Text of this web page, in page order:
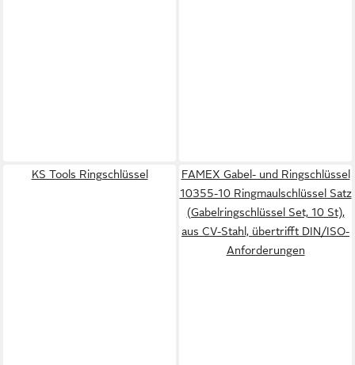
KS Tools Ringschlüssel
FAMEX Gabel- und Ringschlüssel
10355-10 Ringmaulschlüssel Satz
(Gabelringschlüssel Set, 10 St),
aus CV-Stahl, übertrifft DIN/ISO-
Anforderungen